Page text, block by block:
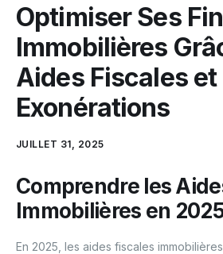
FAQ
Contact
Optimiser Ses
Immobilières
Aides Fiscales et
Exonérations
JUILLET 31, 2025
Comprendre les
Immobilières en
En 2025, les aides fiscales